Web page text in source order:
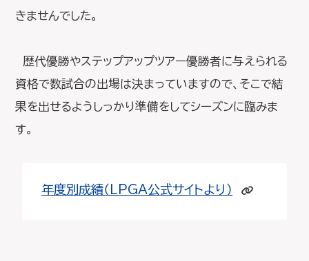
きませんでした。
歴代優勝やステップアップツアー優勝者に与えられる
資格で数試合の出場は決まっていますので、そこで結
果を出せるようしっかり準備をしてシーズンに臨みま
す。
年度別成績（LPGA公式サイトより）